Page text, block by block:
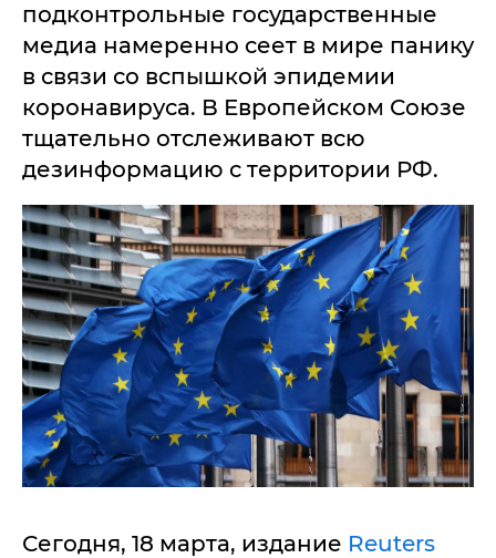
подконтрольные государственные
медиа намеренно сеет в мире панику
в связи со вспышкой эпидемии
коронавируса. В Европейском Союзе
тщательно отслеживают всю
дезинформацию с территории РФ.
Сегодня, 18 марта, издание Reuters